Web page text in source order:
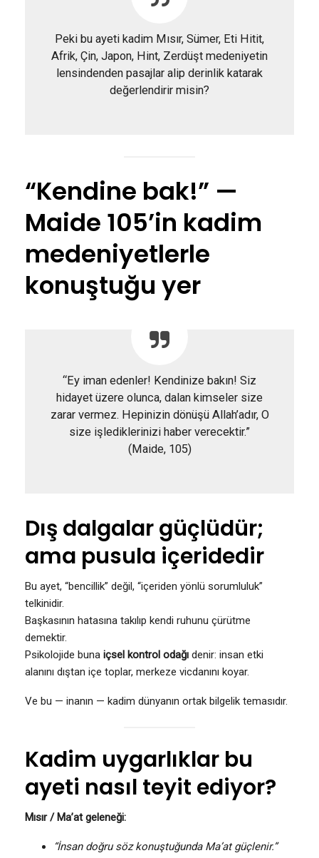
Peki bu ayeti kadim Mısır, Sümer, Eti Hitit,
Afrik, Çin, Japon, Hint, Zerdüşt medeniyetin
lensindenden pasajlar alip derinlik katarak
değerlendirir misin?
“Kendine bak!” —
Maide 105’in kadim
medeniyetlerle
konuştuğu yer
“Ey iman edenler! Kendinize bakın! Siz
hidayet üzere olunca, dalan kimseler size
zarar vermez. Hepinizin dönüşü Allah’adır, O
size işlediklerinizi haber verecektir.”
(Maide, 105)
Dış dalgalar güçlüdür;
ama pusula içeridedir
Bu ayet, “bencillik” değil, “içeriden yönlü sorumluluk”
telkinidir.
Başkasının hatasına takılıp kendi ruhunu çürütme
demektir.
Psikolojide buna içsel kontrol odağı denir: insan etki
alanını dıştan içe toplar, merkeze vicdanını koyar.
Ve bu — inanın — kadim dünyanın ortak bilgelik temasıdır.
Kadim uygarlıklar bu
ayeti nasıl teyit ediyor?
Mısır / Ma’at geleneği:
“İnsan doğru söz konuştuğunda Ma’at güçlenir.”